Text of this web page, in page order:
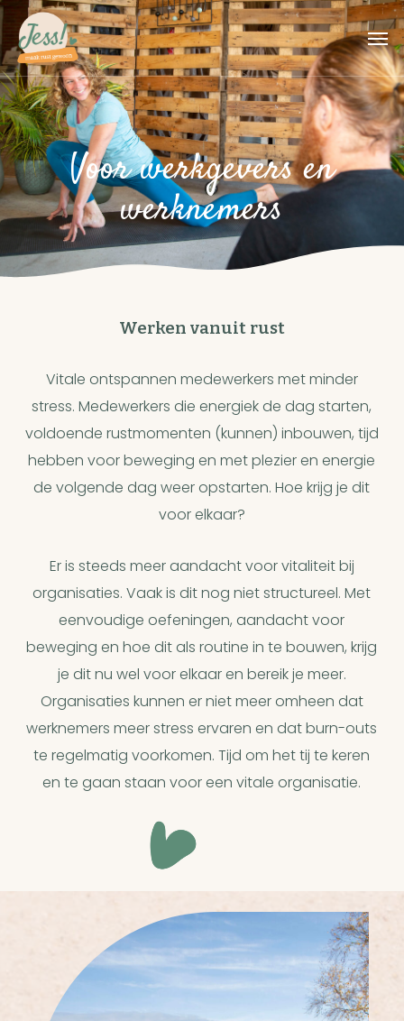
Skip
main
content
Voor werkgevers en
werknemers
Werken vanuit rust
Vitale ontspannen medewerkers met minder
stress. Medewerkers die energiek de dag starten,
voldoende rustmomenten (kunnen) inbouwen, tijd
hebben voor beweging en met plezier en energie
de volgende dag weer opstarten. Hoe krijg je dit
voor elkaar?
Er is steeds meer aandacht voor vitaliteit bij
organisaties. Vaak is dit nog niet structureel. Met
eenvoudige oefeningen, aandacht voor
beweging en hoe dit als routine in te bouwen, krijg
je dit nu wel voor elkaar en bereik je meer.
Organisaties kunnen er niet meer omheen dat
werknemers meer stress ervaren en dat burn-outs
te regelmatig voorkomen. Tijd om het tij te keren
en te gaan staan voor een vitale organisatie.